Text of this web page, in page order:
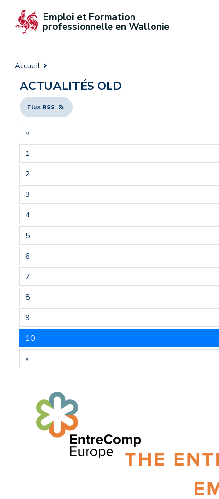
Emploi et Formation
professionnelle en Wallonie
Accueil
ACTUALITÉS OLD
Flux RSS
«
1
2
3
4
5
6
7
8
9
10
»